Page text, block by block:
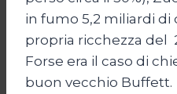
in fumo 5,2 miliardi di
propria ricchezza del
Forse era il caso di
buon vecchio Buffett.